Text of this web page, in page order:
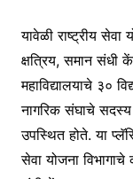
यावेळी राष्ट्रीय सेवा
क्षत्रिय, समान संधी
महाविद्यालयाचे ३०
नागरिक संघाचे सदस्य
उपस्थित होते. या
सेवा योजना